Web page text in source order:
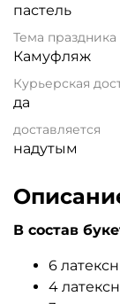
пастель
Тема праздника
Камуфляж
Курьерская
да
доставляется
надутым
В состав
6
4